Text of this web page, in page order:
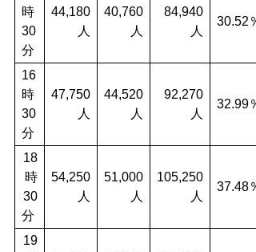
時
30
分
44,180
人
40,760
人
84,940
人
30.52％
16
時
30
分
47,750
人
44,520
人
92,270
人
32.99％
18
時
30
分
54,250
人
51,000
人
105,250
人
37.48％
19